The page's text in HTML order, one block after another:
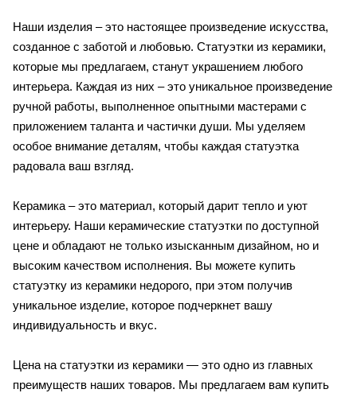
Наши изделия – это настоящее произведение искусства,
созданное с заботой и любовью. Статуэтки из керамики,
которые мы предлагаем, станут украшением любого
интерьера. Каждая из них – это уникальное произведение
ручной работы, выполненное опытными мастерами с
приложением таланта и частички души. Мы уделяем
особое внимание деталям, чтобы каждая статуэтка
радовала ваш взгляд.
Керамика – это материал, который дарит тепло и уют
интерьеру. Наши керамические статуэтки по доступной
цене и обладают не только изысканным дизайном, но и
высоким качеством исполнения. Вы можете купить
статуэтку из керамики недорого, при этом получив
уникальное изделие, которое подчеркнет вашу
индивидуальность и вкус.
Цена на статуэтки из керамики — это одно из главных
преимуществ наших товаров. Мы предлагаем вам купить